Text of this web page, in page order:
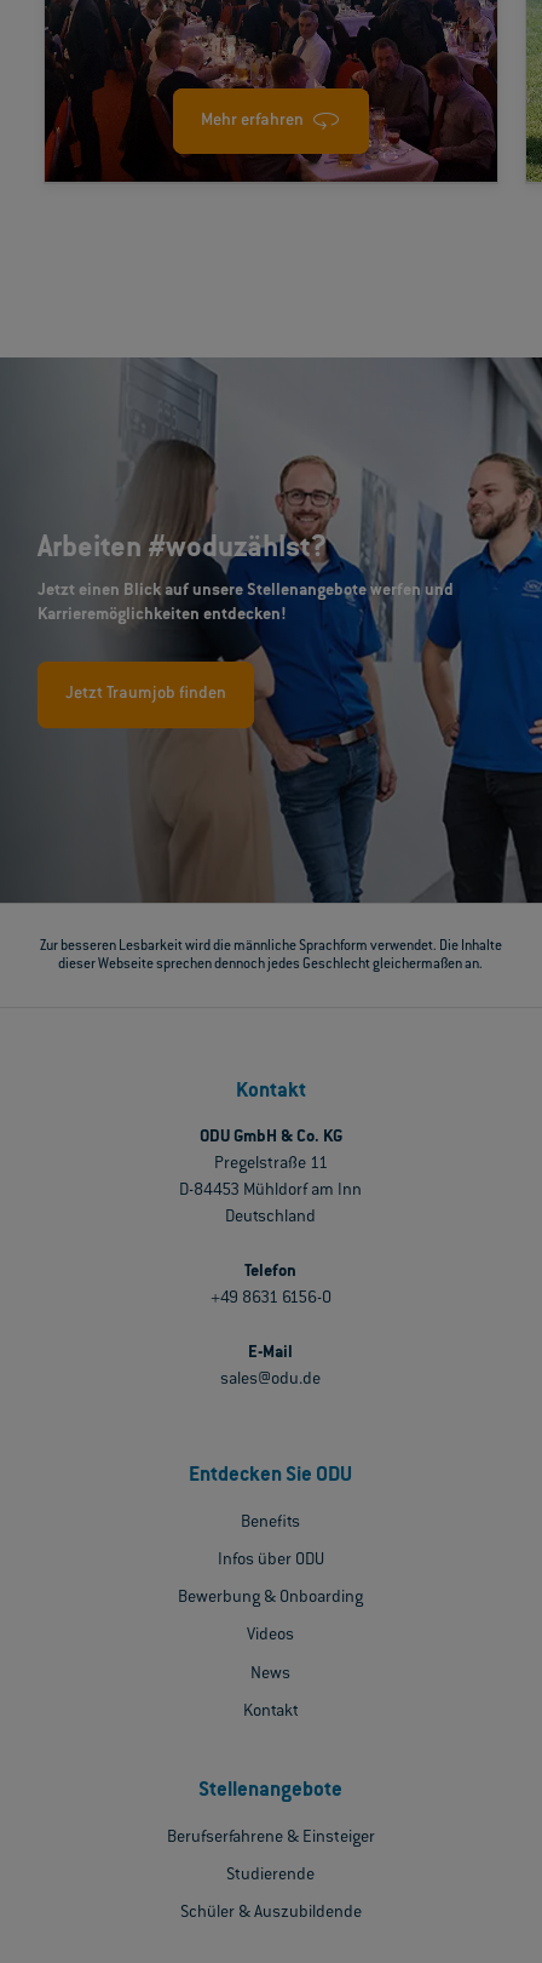
Mehr erfahren
Arbeiten #woduzählst?
Jetzt einen Blick auf unsere Stellenangebote werfen und
Karrieremöglichkeiten entdecken!
Jetzt Traumjob finden
Zur besseren Lesbarkeit wird die männliche Sprachform verwendet. Die Inhalte
dieser Webseite sprechen dennoch jedes Geschlecht gleichermaßen an.
Kontakt
ODU GmbH & Co. KG
Pregelstraße 11
D-84453 Mühldorf am Inn
Deutschland
Telefon
+49 8631 6156-0
E-Mail
sales@odu.de
Entdecken Sie ODU
Benefits
Infos über ODU
Bewerbung & Onboarding
Videos
News
Kontakt
Stellenangebote
Berufserfahrene & Einsteiger
Studierende
Schüler & Auszubildende